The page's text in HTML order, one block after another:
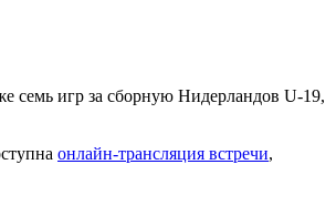
семь игр за сборную Нидерландов U-19,
онлайн-трансляция встречи,